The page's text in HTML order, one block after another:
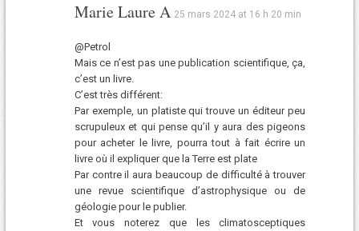
Marie Laure A 25 mars 2024 at 16 h 20 min
@Petrol
Mais ce n’est pas une publication scientifique, ça,
c’est un livre.
C’est très différent:
Par exemple, un platiste qui trouve un éditeur peu
scrupuleux et qui pense qu’il y aura des pigeons
pour acheter le livre, pourra tout à fait écrire un
livre où il expliquer que la Terre est plate
Par contre il aura beaucoup de difficulté à trouver
une revue scientifique d’astrophysique ou de
géologie pour le publier.
Et vous noterez que les climatosceptiques